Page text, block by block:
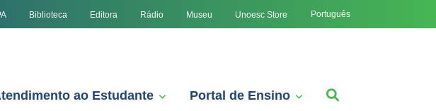
Biblioteca Editora Rádio Museu Unoesc Store Português
ao Estudante Portal de Ensino